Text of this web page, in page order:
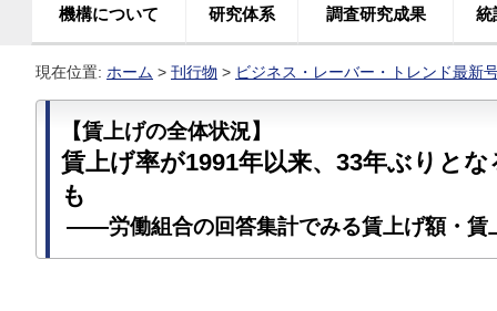
機構について 研究体系 調査研究成果 統
現在位置: ホーム > 刊行物 > ビジネス・レーバー・トレンド最新
【賃上げの全体状況】
賃上げ率が1991年以来、33年ぶりと
も
――労働組合の回答集計でみる賃上げ額・賃